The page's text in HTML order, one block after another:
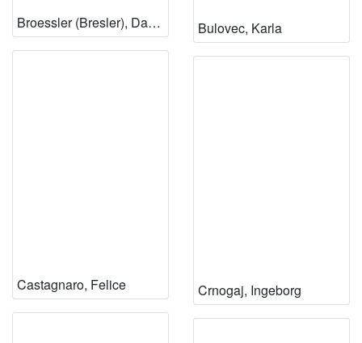
Broessler (Bresler), Danica Bulovec, Karla
Castagnaro, Felice Crnogaj, Ingeborg